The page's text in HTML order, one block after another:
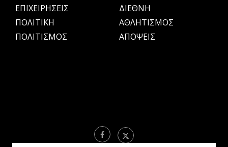
ΕΠΙΧΕΙΡΗΣΕΙΣ
ΠΟΛΙΤΙΚΗ
ΠΟΛΙΤΙΣΜΟΣ
ΔΙΕΘΝΗ
ΑΘΛΗΤΙΣΜΟΣ
ΑΠΟΨΕΙΣ